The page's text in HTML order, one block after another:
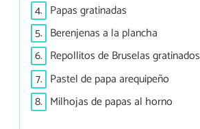
4. Papas gratinadas
5. Berenjenas a la plancha
6. Repollitos de Bruselas gratinados
7. Pastel de papa arequipeño
8. Milhojas de papas al horno